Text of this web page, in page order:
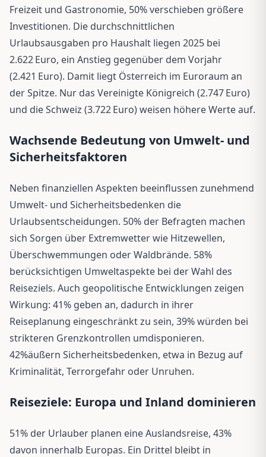
Freizeit und Gastronomie, 50% verschieben größere
Investitionen. Die durchschnittlichen
Urlaubsausgaben pro Haushalt liegen 2025 bei
2.622 Euro, ein Anstieg gegenüber dem Vorjahr
(2.421 Euro). Damit liegt Österreich im Euroraum an
der Spitze. Nur das Vereinigte Königreich (2.747 Euro)
und die Schweiz (3.722 Euro) weisen höhere Werte auf.
Wachsende Bedeutung von Umwelt- und
Sicherheitsfaktoren
Neben finanziellen Aspekten beeinflussen zunehmend
Umwelt- und Sicherheitsbedenken die
Urlaubsentscheidungen. 50% der Befragten machen
sich Sorgen über Extremwetter wie Hitzewellen,
Überschwemmungen oder Waldbrände. 58%
berücksichtigen Umweltaspekte bei der Wahl des
Reiseziels. Auch geopolitische Entwicklungen zeigen
Wirkung: 41% geben an, dadurch in ihrer
Reiseplanung eingeschränkt zu sein, 39% würden bei
strikteren Grenzkontrollen umdisponieren.
42%äußern Sicherheitsbedenken, etwa in Bezug auf
Kriminalität, Terrorgefahr oder Unruhen.
Reiseziele: Europa und Inland dominieren
51% der Urlauber planen eine Auslandsreise, 43%
davon innerhalb Europas. Ein Drittel bleibt in